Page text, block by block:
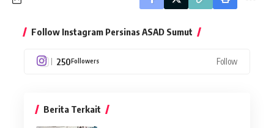
Follow Instagram Persinas ASAD Sumut
250Followers Follow
Berita Terkait